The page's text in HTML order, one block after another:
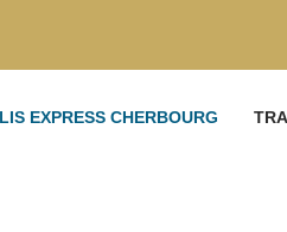
EXPRESS CHERBOURG